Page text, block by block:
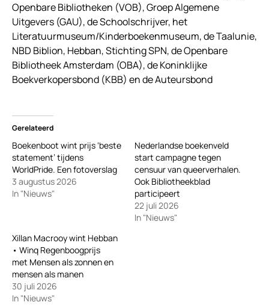
Openbare Bibliotheken (VOB), Groep Algemene
Uitgevers (GAU), de Schoolschrijver, het
Literatuurmuseum/Kinderboekenmuseum, de Taalunie,
NBD Biblion, Hebban, Stichting SPN, de Openbare
Bibliotheek Amsterdam (OBA), de Koninklijke
Boekverkopersbond (KBB) en de Auteursbond
Gerelateerd
Boekenboot wint prijs ‘beste
statement’ tijdens
WorldPride. Een fotoverslag
3 augustus 2026
In "Nieuws"
Nederlandse boekenveld
start campagne tegen
censuur van queerverhalen.
Ook Bibliotheekblad
participeert
22 juli 2026
In "Nieuws"
Xillan Macrooy wint Hebban
• Winq Regenboogprijs
met Mensen als zonnen en
mensen als manen
30 juli 2026
In "Nieuws"